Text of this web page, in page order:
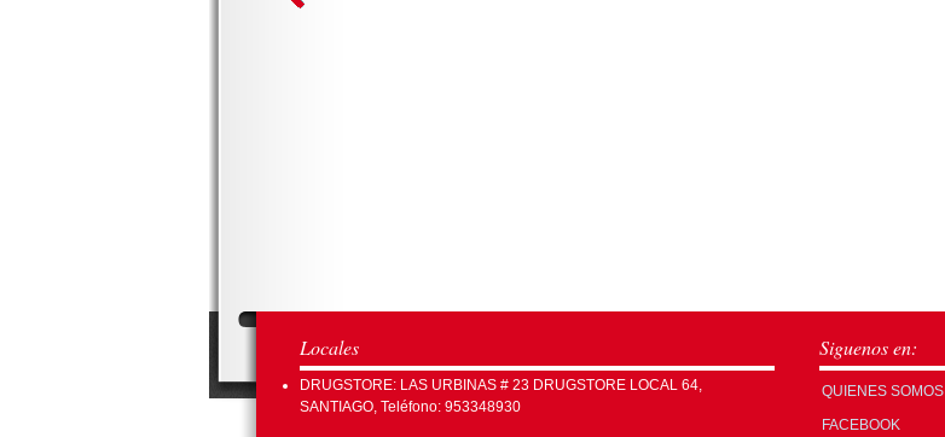
Locales
DRUGSTORE: LAS URBINAS # 23 DRUGSTORE LOCAL 64,
SANTIAGO, Teléfono: 953348930
Siguenos en:
QUIENES SOMOS
FACEBOOK